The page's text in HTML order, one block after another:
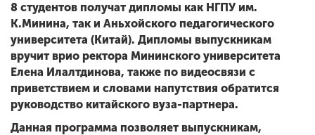
Сведения об
образовательной
организации
ENG SPN CHI
8 студентов получат дипломы как НГПУ им.
К.Минина, так и Аньхойского педагогического
университета (Китай). Дипломы выпускникам
вручит врио ректора Мининского университета
Елена Илалтдинова, также по видеосвязи с
приветствием и словами напутствия обратится
руководство китайского вуза-партнера.
Данная программа позволяет выпускникам,